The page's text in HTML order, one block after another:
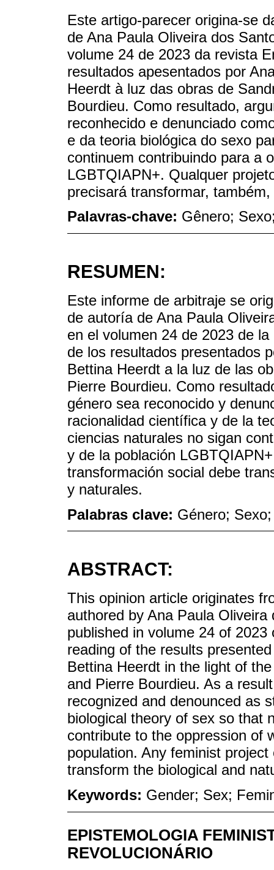
Este artigo-parecer origina-se
de Ana Paula Oliveira dos
volume 24 de 2023 da revista
resultados apesentados por
Heerdt à luz das obras de
Bourdieu. Como resultado,
reconhecido e denunciado
e da teoria biológica do sexo
continuem contribuindo para a
LGBTQIAPN+. Qualquer
precisará transformar,
Palavras-chave: Gênero;
RESUMEN:
Este informe de arbitraje se
de autoría de Ana Paula
en el volumen 24 de 2023 de
de los resultados presentados
Bettina Heerdt a la luz de las
Pierre Bourdieu. Como
género sea reconocido y
racionalidad científica y de la
ciencias naturales no sigan
y de la población
transformación social debe
y naturales.
Palabras clave: Género;
ABSTRACT:
This opinion article originates
authored by Ana Paula
published in volume 24 of
reading of the results
Bettina Heerdt in the light of
and Pierre Bourdieu. As a
recognized and denounced as
biological theory of sex so that
contribute to the oppression of
population. Any feminist
transform the biological and
Keywords: Gender; Sex;
EPISTEMOLOGIA
REVOLUCIONÁRIO